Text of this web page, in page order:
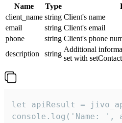
Name Type
client_name string Client's name
email
string Client's email
phone
string Client's phone
description
string
Additional
set with
let apiResult =
console.log('Name: ',